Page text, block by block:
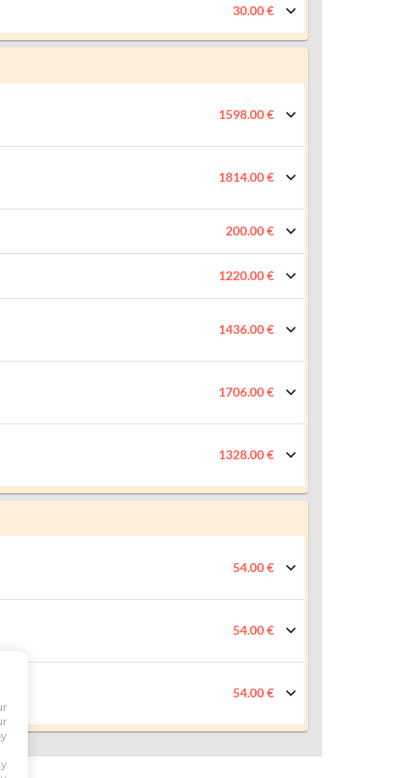
30.00 €
1598.00 €
1814.00 €
200.00 €
1220.00 €
1436.00 €
1706.00 €
1328.00 €
54.00 €
54.00 €
54.00 €